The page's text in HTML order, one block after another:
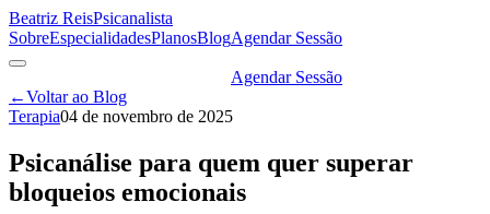
Beatriz ReisPsicanalista
SobreEspecialidadesPlanosBlogAgendar Sessão
Agendar Sessão
←Voltar ao Blog
Terapia04 de novembro de 2025
Psicanálise para quem quer superar
bloqueios emocionais